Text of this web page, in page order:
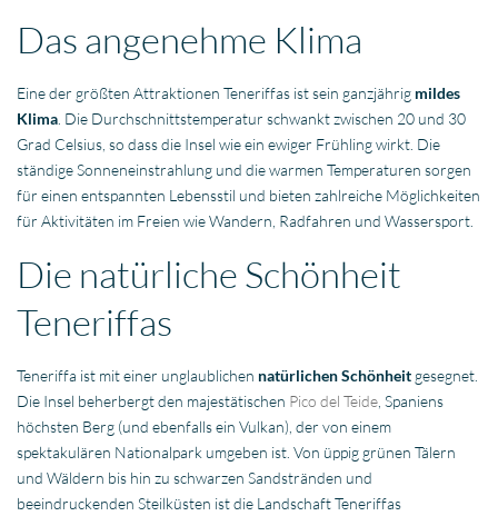
Das angenehme Klima
Eine der größten Attraktionen Teneriffas ist sein ganzjährig mildes
Klima . Die Durchschnittstemperatur schwankt zwischen 20 und 30
Grad Celsius, so dass die Insel wie ein ewiger Frühling wirkt. Die
ständige Sonneneinstrahlung und die warmen Temperaturen sorgen
für einen entspannten Lebensstil und bieten zahlreiche Möglichkeiten
für Aktivitäten im Freien wie Wandern, Radfahren und Wassersport.
Die natürliche Schönheit
Teneriffas
Teneriffa ist mit einer unglaublichen natürlichen Schönheit gesegnet.
Die Insel beherbergt den majestätischen Pico del Teide , Spaniens
höchsten Berg (und ebenfalls ein Vulkan), der von einem
spektakulären Nationalpark umgeben ist. Von üppig grünen Tälern
und Wäldern bis hin zu schwarzen Sandstränden und
beeindruckenden Steilküsten ist die Landschaft Teneriffas